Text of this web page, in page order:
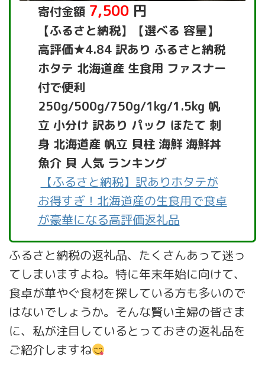
寄付金額 7,500円
【ふるさと納税】【選べる 容量】
高評価★4.84 訳あり ふるさと納税
ホタテ 北海道産 生食用 ファスナー
付で便利
250g/500g/750g/1kg/1.5kg 帆
立 小分け 訳あり パック ほたて 刺
身 北海道産 帆立 貝柱 海鮮 海鮮丼
魚介 貝 人気 ランキング
【ふるさと納税】訳ありホタテが
お得すぎ！北海道産の生食用で食卓
が豪華になる高評価返礼品
ふるさと納税の返礼品、たくさんあって迷っ
てしまいますよね。特に年末年始に向けて、
食卓が華やぐ食材を探している方も多いので
はないでしょうか。そんな賢い主婦の皆さま
に、私が注目しているとっておきの返礼品を
ご紹介しますね